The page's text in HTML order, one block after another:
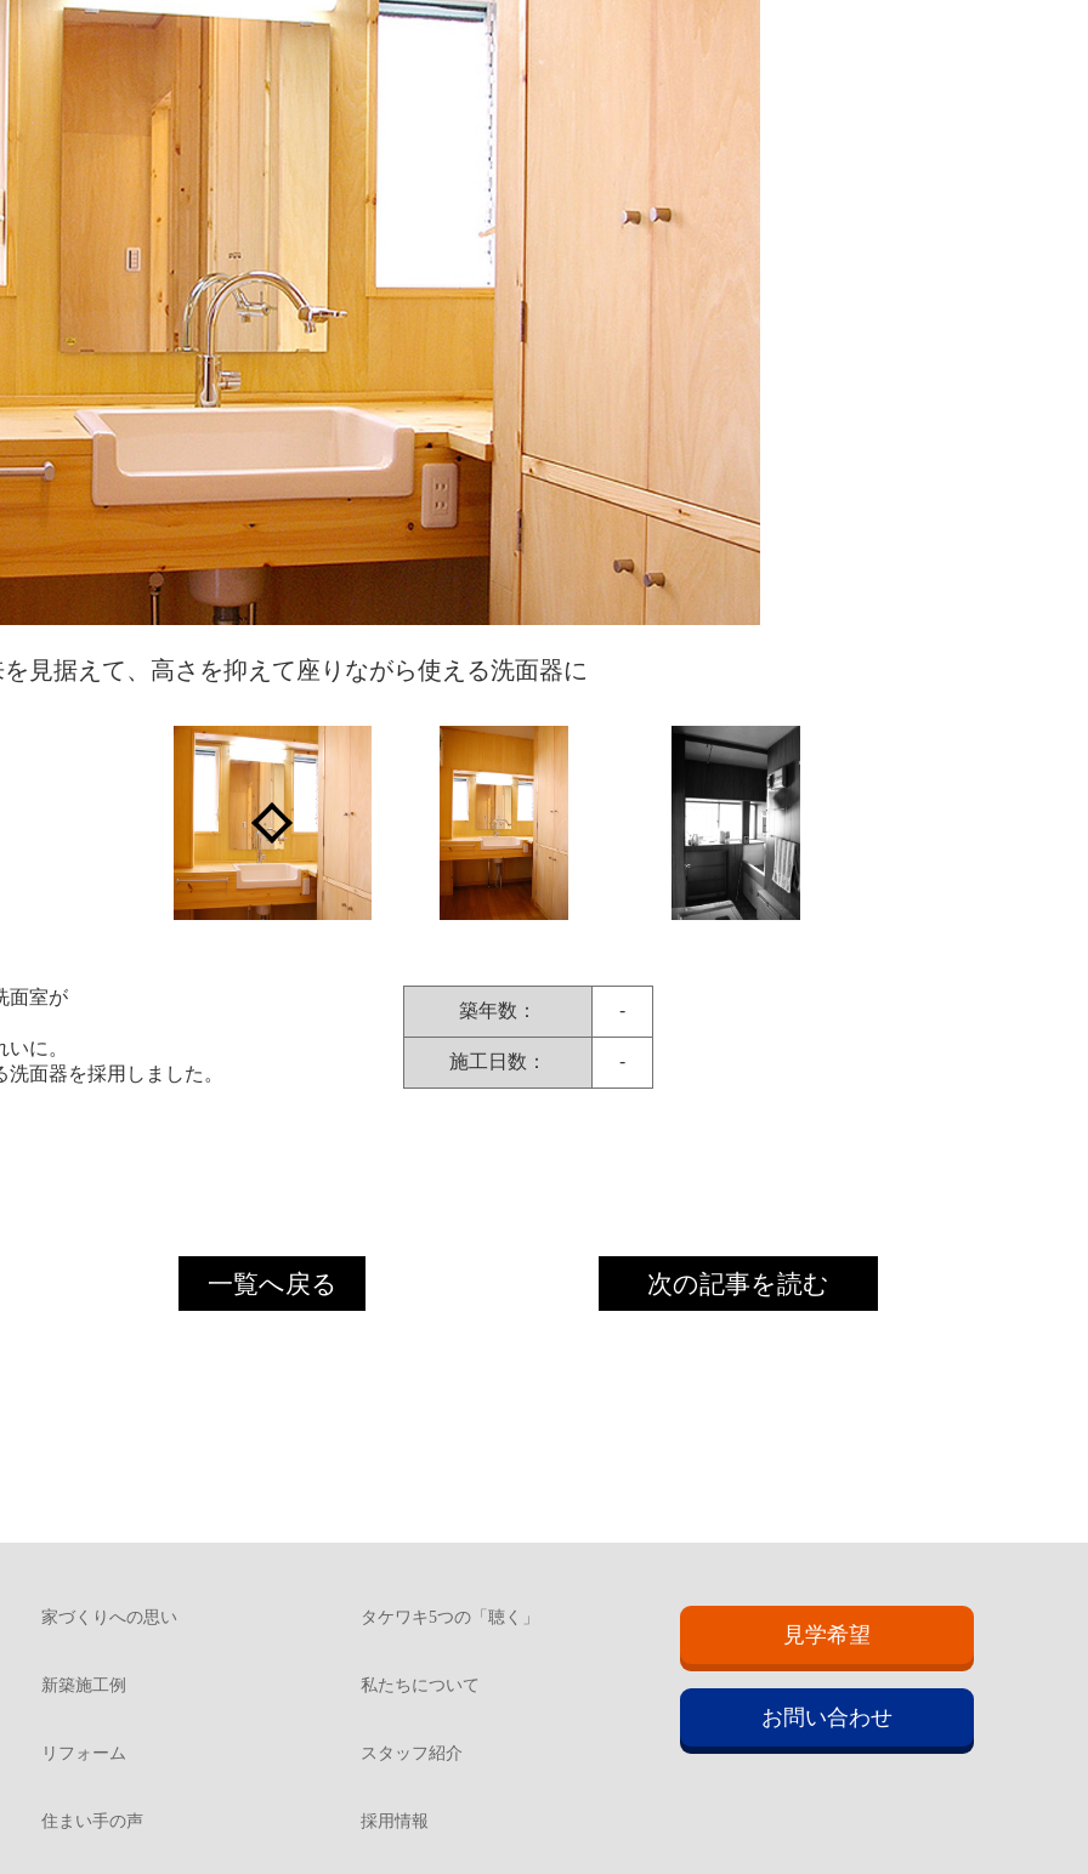
見据えて、高さを抑えて座りながら使える洗面器に
け収納を設けて、たっぷり収納でスッキリきれいに
築年数が経過した暗い洗面室
面室が
に。
面器を採用しました。
築年数： -
施工日数： -
一覧へ戻る 次の記事を読む
家づくりへの思い
新築施工例
リフォーム
住まい手の声
タケワキ5つの「聴く」
私たちについて
スタッフ紹介
採用情報
見学希望
お問い合わせ